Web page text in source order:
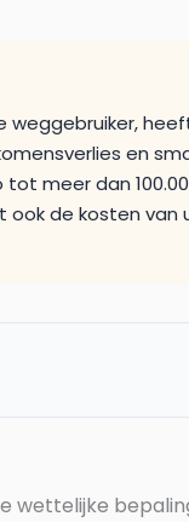
weggebruiker,
en
meer dan
de kosten van
wettelijke